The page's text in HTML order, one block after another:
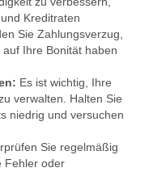
Kreditraten
Sie Zahlungsverzug,
Ihre Bonität haben
Es ist wichtig, Ihre
verwalten. Halten Sie
niedrig und versuchen
Sie regelmäßig
Fehler oder